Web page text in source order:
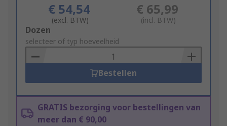
€ 54,54
(excl. BTW)
€ 65,99
(incl. BTW)
Add
to
Basket
Dozen
selecteer of typ hoeveelheid
Bestellen
GRATIS bezorging voor bestellingen van
meer dan € 90,00